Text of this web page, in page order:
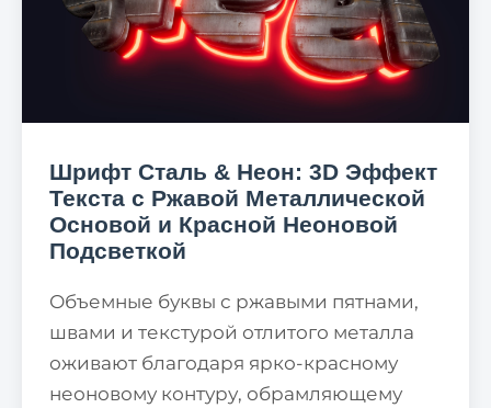
Шрифт Сталь & Неон: 3D Эффект
Текста с Ржавой Металлической
Основой и Красной Неоновой
Подсветкой
Объемные буквы с ржавыми пятнами,
швами и текстурой отлитого металла
оживают благодаря ярко-красному
неоновому контуру, обрамляющему